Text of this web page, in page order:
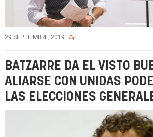
29 SEPTIEMBRE, 2019
BATZARRE DA EL VISTO
ALIARSE CON UNIDAS
LAS ELECCIONES